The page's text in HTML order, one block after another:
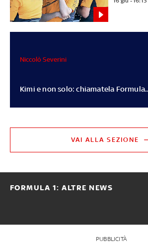
Kimi e non solo: chiamatela
Niccolò Severini
VAI ALLA SEZIONE
FORMULA 1: ALTRE NEWS
PUBBLICITÀ